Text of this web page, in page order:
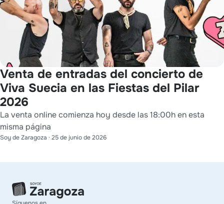
Venta de entradas del concierto de
Viva Suecia en las Fiestas del Pilar
2026
La venta online comienza hoy desde las 18:00h en esta
misma página
Soy de Zaragoza · 25 de junio de 2026